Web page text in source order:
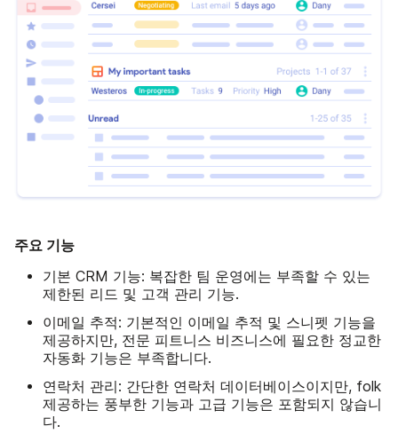
주요 기능
기본 CRM 기능: 복잡한 팀 운영에는 부족할 수 있는
제한된 리드 및 고객 관리 기능.
이메일 추적: 기본적인 이메일 추적 및 스니펫 기능을
제공하지만, 전문 피트니스 비즈니스에 필요한 정교한
자동화 기능은 부족합니다.
연락처 관리: 간단한 연락처 데이터베이스이지만, folk
제공하는 풍부한 기능과 고급 기능은 포함되지 않습니
다.